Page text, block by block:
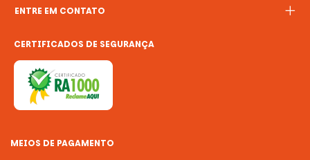
ENTRE EM CONTATO
CERTIFICADOS DE SEGURANÇA
MEIOS DE PAGAMENTO